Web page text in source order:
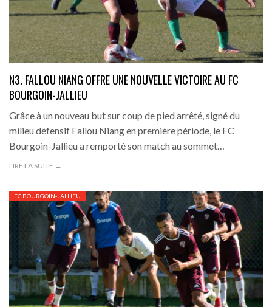
N3. FALLOU NIANG OFFRE UNE NOUVELLE VICTOIRE AU FC
BOURGOIN-JALLIEU
Grâce à un nouveau but sur coup de pied arrêté, signé du
milieu défensif Fallou Niang en première période, le FC
Bourgoin-Jallieu a remporté son match au sommet…
LIRE LA SUITE →
FC BOURGOIN-JALLIEU